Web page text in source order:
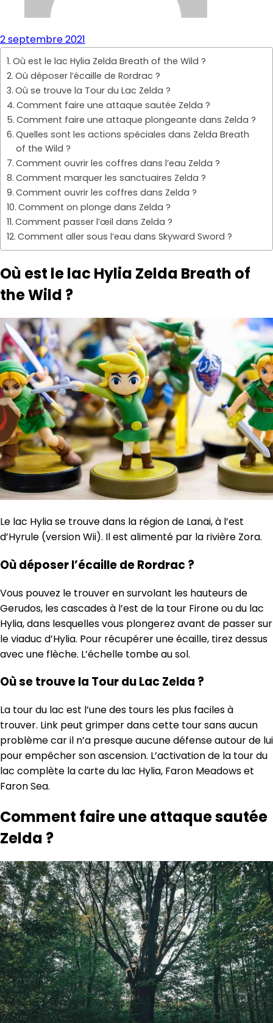
2 septembre 2021
Où est le lac Hylia Zelda Breath of the Wild ?
Où déposer l’écaille de Rordrac ?
Où se trouve la Tour du Lac Zelda ?
Comment faire une attaque sautée Zelda ?
Comment faire une attaque plongeante dans Zelda ?
Quelles sont les actions spéciales dans Zelda Breath
of the Wild ?
Comment ouvrir les coffres dans l’eau Zelda ?
Comment marquer les sanctuaires Zelda ?
Comment ouvrir les coffres dans Zelda ?
Comment on plonge dans Zelda ?
Comment passer l’œil dans Zelda ?
Comment aller sous l’eau dans Skyward Sword ?
Où est le lac Hylia Zelda Breath of
the Wild ?
Le lac Hylia se trouve dans la région de Lanai, à l’est
d’Hyrule (version Wii). Il est alimenté par la rivière Zora.
Où déposer l’écaille de Rordrac ?
Vous pouvez le trouver en survolant les hauteurs de
Gerudos, les cascades à l’est de la tour Firone ou du lac
Hylia, dans lesquelles vous plongerez avant de passer sur
le viaduc d’Hylia. Pour récupérer une écaille, tirez dessus
avec une flèche. L’échelle tombe au sol.
Où se trouve la Tour du Lac Zelda ?
La tour du lac est l’une des tours les plus faciles à
trouver. Link peut grimper dans cette tour sans aucun
problème car il n’a presque aucune défense autour de lui
pour empêcher son ascension. L’activation de la tour du
lac complète la carte du lac Hylia, Faron Meadows et
Faron Sea.
Comment faire une attaque sautée
Zelda ?